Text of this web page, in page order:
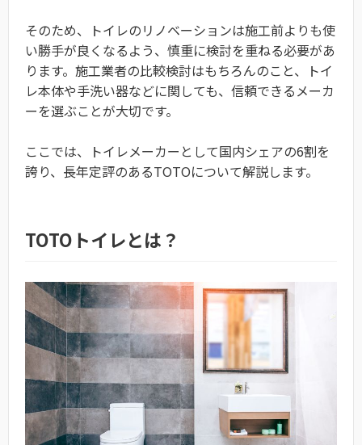
そのため、トイレのリノベーションは施工前よりも使
い勝手が良くなるよう、慎重に検討を重ねる必要があ
ります。施工業者の比較検討はもちろんのこと、トイ
レ本体や手洗い器などに関しても、信頼できるメーカ
ーを選ぶことが大切です。
ここでは、トイレメーカーとして国内シェアの6割を
誇り、長年定評のあるTOTOについて解説します。
TOTOトイレとは？